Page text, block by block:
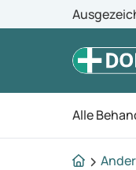
Alle